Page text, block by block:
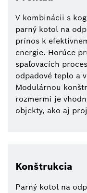
V kombinácii s
parný kotol na
prínos k
energie. Horúce
spaľovacích
odpadové teplo a
Modulárnou
rozmermi je
objekty, ako aj
Konštrukcia
Parný kotol na